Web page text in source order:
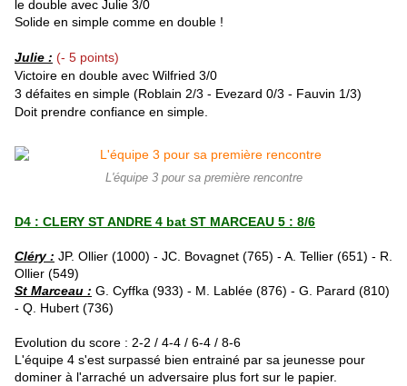
le double avec Julie 3/0
Solide en simple comme en double !
Julie : (- 5 points)
Victoire en double avec Wilfried 3/0
3 défaites en simple (Roblain 2/3 - Evezard 0/3 - Fauvin 1/3)
Doit prendre confiance en simple.
L'équipe 3 pour sa première rencontre
D4 : CLERY ST ANDRE 4 bat ST MARCEAU 5 : 8/6
Cléry : JP. Ollier (1000) - JC. Bovagnet (765) - A. Tellier (651) - R.
Ollier (549)
St Marceau : G. Cyffka (933) - M. Lablée (876) - G. Parard (810)
- Q. Hubert (736)
Evolution du score : 2-2 / 4-4 / 6-4 / 8-6
L'équipe 4 s'est surpassé bien entrainé par sa jeunesse pour
dominer à l'arraché un adversaire plus fort sur le papier.